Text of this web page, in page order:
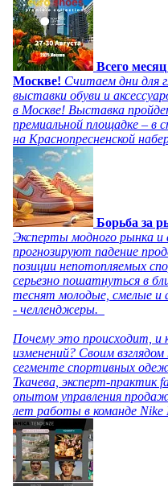
Всего
Москве! Считаем дни для
выставки обуви и
в Москве! Выставка
премиальной площадке – в
на Краснопресненской
Борьба за
Эксперты модного рынка
прогнозируют падение
позиции непотопляемых
серьезно пошатнуться в
теснят молодые, смелые и
- челленджеры.
Почему это происходит, и
изменений? Своим
сегменте спортивных
Ткачева, эксперт-практик
опытом управления
лет работы в команде Nike